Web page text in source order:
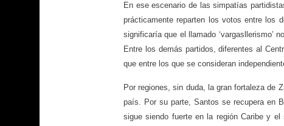
En ese escenario de las simpatías
prácticamente reparten los votos entre los
significaría que el llamado ‘vargasllerismo’
Entre los demás partidos, diferentes al
que entre los que se consideran
Por regiones, sin duda, la gran fortaleza de
país. Por su parte, Santos se recupera en
sigue siendo fuerte en la región Caribe y